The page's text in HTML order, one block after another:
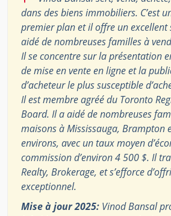
dans des biens immobiliers. C’est
premier plan et il offre un excellent
aidé de nombreuses familles à
Il se concentre sur la présentation
de mise en vente en ligne et la
d’acheteur le plus susceptible
Il est membre agréé du Toronto
Board. Il a aidé de nombreuses
maisons à Mississauga, Brampton
environs, avec un taux moyen
commission d’environ 4 500 $. Il
Realty, Brokerage, et s’efforce
exceptionnel.
Mise à jour 2025: Vinod Bansal